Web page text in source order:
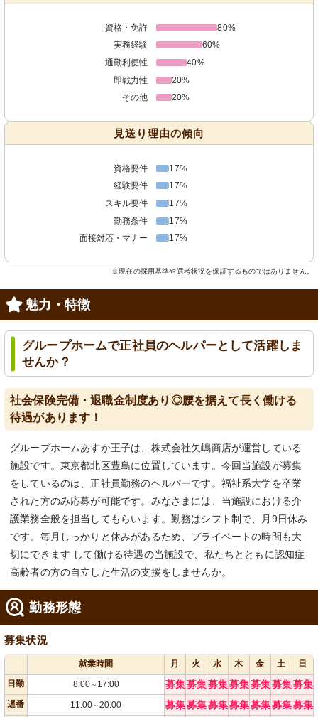
資格・免許
80%
実務経験
60%
通勤利便性
40%
即戦力性
20%
その他
20%
見送り理由の傾向
資格要件
17%
経験要件
17%
スキル要件
17%
勤務条件
17%
面接対応・マナー
17%
※現在の採用基準や選考状況を保証するものではありません。
魅力・特徴
グループホームで正社員のヘルパーとして活躍しま
せんか？
社会保険完備・退職金制度あり◎腰を据えて長く働ける
待遇があります！
グループホームあすか王子は、株式会社矢嶋商店が運営している
施設です。東京都北区豊島に位置しています。今回当施設が募集
をしているのは、正社員勤務のヘルパーです。福祉系大学を卒業
された方のみ応募が可能です。みなさまには、当施設における介
護業務全般を担当してもらいます。勤務はシフト制で、月9日休み
です。毎月しっかりと休みがあるため、プライベートの時間も大
切にできます して働ける待遇の当施設で、私たちとともに認知症
高齢者の方の自立した生活の支援をしませんか。
勤務形態
募集状況
就業時間 月 火 水 木 金 土
日
日勤
8:00～ 17:00 募集募集募集募集募集募集募集
遅番 11:00～20:00 募集募集募集募集募集募集募集